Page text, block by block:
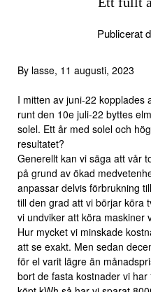
Publicerat
By lasse, 11 augusti, 2023
I mitten av juni-22 kopplades
runt den 10e juli-22 byttes
solel. Ett år med solel och
resultatet?
Generellt kan vi säga att vår
på grund av ökad
anpassar delvis förbrukning
till den grad att vi börjar köra
vi undviker att köra maskiner
Hur mycket vi minskade
att se exakt. Men sedan
för el varit lägre än
bort de fasta kostnader vi